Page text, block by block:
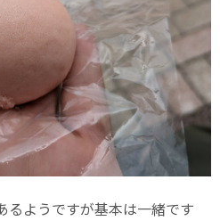
るようですが基本は一緒です